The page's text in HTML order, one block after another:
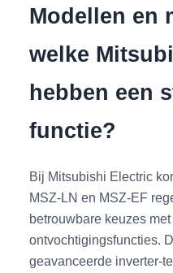
Modellen en
welke
hebben een
functie?
Bij Mitsubishi Electric
MSZ-LN en MSZ-EF
betrouwbare keuzes
ontvochtigingsfuncties.
geavanceerde inverter-